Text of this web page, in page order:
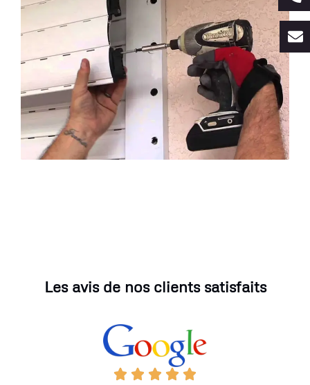
Les avis de nos clients satisfaits